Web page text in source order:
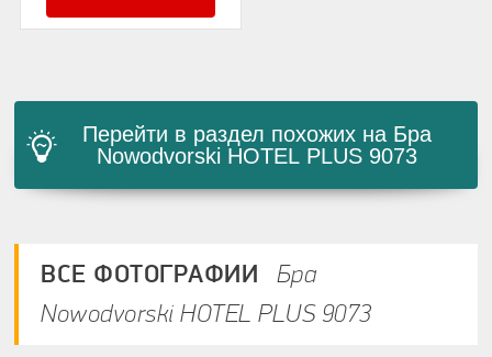
Общая оценка:
Перейти в раздел похожих на Бра
Nowodvorski HOTEL PLUS 9073
ВСЕ ФОТОГРАФИИ
Бра
Nowodvorski HOTEL PLUS 9073